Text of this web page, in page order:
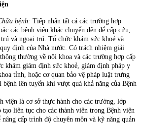
bệnh: Tiếp nhận tất cả các trường hợp
các bệnh viện khác chuyển đến để cấp cứu,
và ngoại trú. Tổ chức khám sức khoẻ và
định của Nhà nước. Có trách nhiệm giải
thường về nội khoa và các trường hợp cấp
khám giám định sức khoẻ, giám định pháp y
tỉnh, hoặc cơ quan bảo vệ pháp luật trưng
lên tuyến khi vượt quá khả năng của Bệnh
viện là cơ sở thực hành cho các trường, lớp
liên tục cho các thành viên trong Bệnh viện
cấp trình độ chuyên môn và kỹ năng quản